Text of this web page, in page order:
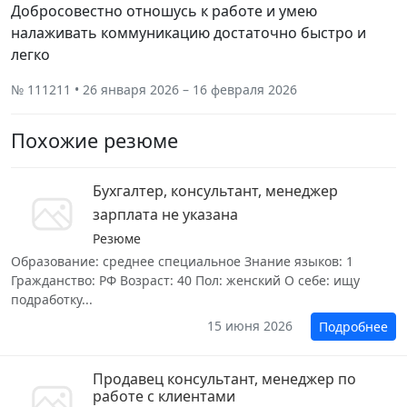
Добросовестно отношусь к работе и умею
налаживать коммуникацию достаточно быстро и
легко
№ 111211 • 26 января 2026 – 16 февраля 2026
Похожие резюме
Бухгалтер, консультант, менеджер
зарплата не указана
Резюме
Образование: среднее специальное Знание языков: 1
Гражданство: РФ Возраст: 40 Пол: женский О себе: ищу
подработку...
15 июня 2026
Подробнее
Продавец консультант, менеджер по
работе с клиентами